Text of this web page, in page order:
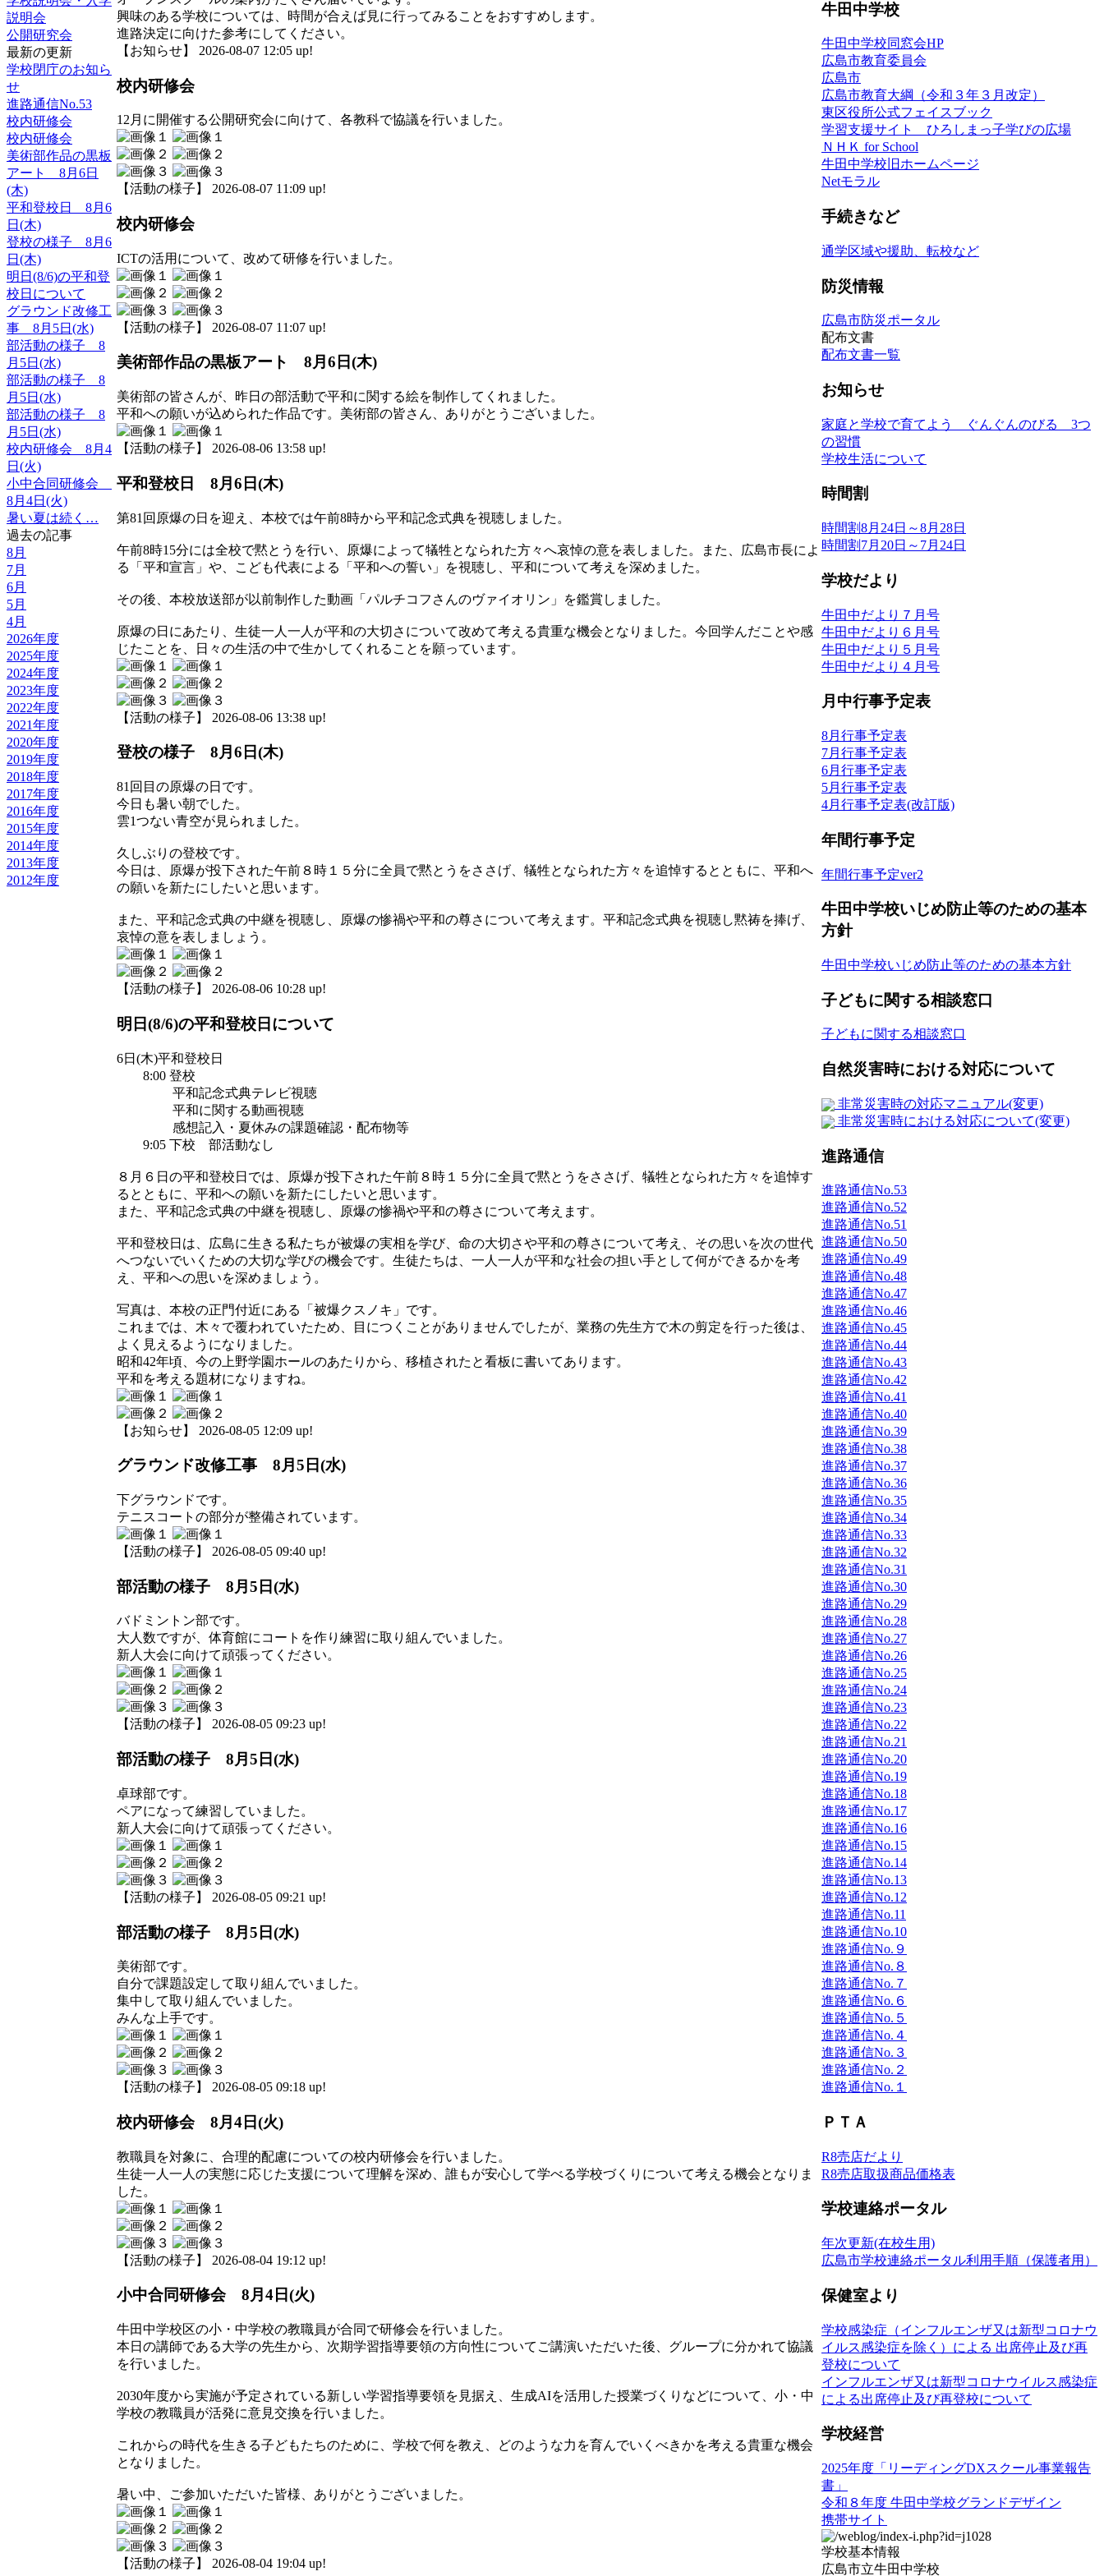
説明会
公開研究会
最新の更新
学校閉庁のお知ら
せ
進路通信No.53
校内研修会
校内研修会
美術部作品の黒板
アート 8月6日
(木)
平和登校日 8月6
日(木)
登校の様子 8月6
日(木)
明日(8/6)の平和登
校日について
グラウンド改修工
事 8月5日(水)
部活動の様子 8
月5日(水)
部活動の様子 8
月5日(水)
部活動の様子 8
月5日(水)
校内研修会 8月4
日(火)
小中合同研修会
8月4日(火)
暑い夏は続く…
過去の記事
8月
7月
6月
5月
4月
2026年度
2025年度
2024年度
2023年度
2022年度
2021年度
2020年度
2019年度
2018年度
2017年度
2016年度
2015年度
2014年度
2013年度
2012年度
興味のある学校については、時間が合えば見に行ってみることをおすすめします。
進路決定に向けた参考にしてください。
【お知らせ】 2026-08-07 12:05 up!
校内研修会
12月に開催する公開研究会に向けて、各教科で協議を行いました。
【活動の様子】 2026-08-07 11:09 up!
校内研修会
ICTの活用について、改めて研修を行いました。
【活動の様子】 2026-08-07 11:07 up!
美術部作品の黒板アート 8月6日(木)
美術部の皆さんが、昨日の部活動で平和に関する絵を制作してくれました。
平和への願いが込められた作品です。美術部の皆さん、ありがとうございました。
【活動の様子】 2026-08-06 13:58 up!
平和登校日 8月6日(木)
第81回原爆の日を迎え、本校では午前8時から平和記念式典を視聴しました。
午前8時15分には全校で黙とうを行い、原爆によって犠牲となられた方々へ哀悼の意を表しました。また、広島市長によ
る「平和宣言」や、こども代表による「平和への誓い」を視聴し、平和について考えを深めました。
その後、本校放送部が以前制作した動画「パルチコフさんのヴァイオリン」を鑑賞しました。
原爆の日にあたり、生徒一人一人が平和の大切さについて改めて考える貴重な機会となりました。今回学んだことや感
じたことを、日々の生活の中で生かしてくれることを願っています。
【活動の様子】 2026-08-06 13:38 up!
登校の様子 8月6日(木)
81回目の原爆の日です。
今日も暑い朝でした。
雲1つない青空が見られました。
久しぶりの登校です。
今日は、原爆が投下された午前８時１５分に全員で黙とうをささげ、犠牲となられた方々を追悼するとともに、平和へ
の願いを新たにしたいと思います。
また、平和記念式典の中継を視聴し、原爆の惨禍や平和の尊さについて考えます。平和記念式典を視聴し黙祷を捧げ、
哀悼の意を表しましょう。
【活動の様子】 2026-08-06 10:28 up!
明日(8/6)の平和登校日について
6日(木)平和登校日
8:00 登校
平和記念式典テレビ視聴
平和に関する動画視聴
感想記入・夏休みの課題確認・配布物等
9:05 下校 部活動なし
８月６日の平和登校日では、原爆が投下された午前８時１５分に全員で黙とうをささげ、犠牲となられた方々を追悼す
るとともに、平和への願いを新たにしたいと思います。
また、平和記念式典の中継を視聴し、原爆の惨禍や平和の尊さについて考えます。
平和登校日は、広島に生きる私たちが被爆の実相を学び、命の大切さや平和の尊さについて考え、その思いを次の世代
へつないでいくための大切な学びの機会です。生徒たちは、一人一人が平和な社会の担い手として何ができるかを考
え、平和への思いを深めましょう。
写真は、本校の正門付近にある「被爆クスノキ」です。
これまでは、木々で覆われていたため、目につくことがありませんでしたが、業務の先生方で木の剪定を行った後は、
よく見えるようになりました。
昭和42年頃、今の上野学園ホールのあたりから、移植されたと看板に書いてあります。
平和を考える題材になりますね。
【お知らせ】 2026-08-05 12:09 up!
グラウンド改修工事 8月5日(水)
下グラウンドです。
テニスコートの部分が整備されています。
【活動の様子】 2026-08-05 09:40 up!
部活動の様子 8月5日(水)
バドミントン部です。
大人数ですが、体育館にコートを作り練習に取り組んでいました。
新人大会に向けて頑張ってください。
【活動の様子】 2026-08-05 09:23 up!
部活動の様子 8月5日(水)
卓球部です。
ペアになって練習していました。
新人大会に向けて頑張ってください。
【活動の様子】 2026-08-05 09:21 up!
部活動の様子 8月5日(水)
美術部です。
自分で課題設定して取り組んでいました。
集中して取り組んでいました。
みんな上手です。
【活動の様子】 2026-08-05 09:18 up!
校内研修会 8月4日(火)
教職員を対象に、合理的配慮についての校内研修会を行いました。
生徒一人一人の実態に応じた支援について理解を深め、誰もが安心して学べる学校づくりについて考える機会となりま
した。
【活動の様子】 2026-08-04 19:12 up!
小中合同研修会 8月4日(火)
牛田中学校区の小・中学校の教職員が合同で研修会を行いました。
本日の講師である大学の先生から、次期学習指導要領の方向性についてご講演いただいた後、グループに分かれて協議
を行いました。
2030年度から実施が予定されている新しい学習指導要領を見据え、生成AIを活用した授業づくりなどについて、小・中
学校の教職員が活発に意見交換を行いました。
これからの時代を生きる子どもたちのために、学校で何を教え、どのような力を育んでいくべきかを考える貴重な機会
となりました。
暑い中、ご参加いただいた皆様、ありがとうございました。
【活動の様子】 2026-08-04 19:04 up!
牛田中学校
牛田中学校同窓会HP
広島市教育委員会
広島市
広島市教育大綱（令和３年３月改定）
東区役所公式フェイスブック
学習支援サイト ひろしまっ子学びの広場
ＮＨＫ for School
牛田中学校旧ホームページ
Netモラル
手続きなど
通学区域や援助、転校など
防災情報
広島市防災ポータル
配布文書
配布文書一覧
お知らせ
家庭と学校で育てよう ぐんぐんのびる 3つ
の習慣
学校生活について
時間割
時間割8月24日～8月28日
時間割7月20日～7月24日
学校だより
牛田中だより７月号
牛田中だより６月号
牛田中だより５月号
牛田中だより４月号
月中行事予定表
8月行事予定表
7月行事予定表
6月行事予定表
5月行事予定表
4月行事予定表(改訂版)
年間行事予定
年間行事予定ver2
牛田中学校いじめ防止等のための基本
方針
牛田中学校いじめ防止等のための基本方針
子どもに関する相談窓口
子どもに関する相談窓口
自然災害時における対応について
非常災害時の対応マニュアル(変更)
非常災害時における対応について(変更)
進路通信
進路通信No.53
進路通信No.52
進路通信No.51
進路通信No.50
進路通信No.49
進路通信No.48
進路通信No.47
進路通信No.46
進路通信No.45
進路通信No.44
進路通信No.43
進路通信No.42
進路通信No.41
進路通信No.40
進路通信No.39
進路通信No.38
進路通信No.37
進路通信No.36
進路通信No.35
進路通信No.34
進路通信No.33
進路通信No.32
進路通信No.31
進路通信No.30
進路通信No.29
進路通信No.28
進路通信No.27
進路通信No.26
進路通信No.25
進路通信No.24
進路通信No.23
進路通信No.22
進路通信No.21
進路通信No.20
進路通信No.19
進路通信No.18
進路通信No.17
進路通信No.16
進路通信No.15
進路通信No.14
進路通信No.13
進路通信No.12
進路通信No.11
進路通信No.10
進路通信No.９
進路通信No.８
進路通信No.７
進路通信No.６
進路通信No.５
進路通信No.４
進路通信No.３
進路通信No.２
進路通信No.１
ＰＴＡ
R8売店だより
R8売店取扱商品価格表
学校連絡ポータル
年次更新(在校生用)
広島市学校連絡ポータル利用手順（保護者用）
保健室より
学校感染症（インフルエンザ又は新型コロナウ
イルス感染症を除く）による 出席停止及び再
登校について
インフルエンザ又は新型コロナウイルス感染症
による出席停止及び再登校について
学校経営
2025年度「リーディングDXスクール事業報告
書」
令和８年度 牛田中学校グランドデザイン
携帯サイト
学校基本情報
広島市立牛田中学校